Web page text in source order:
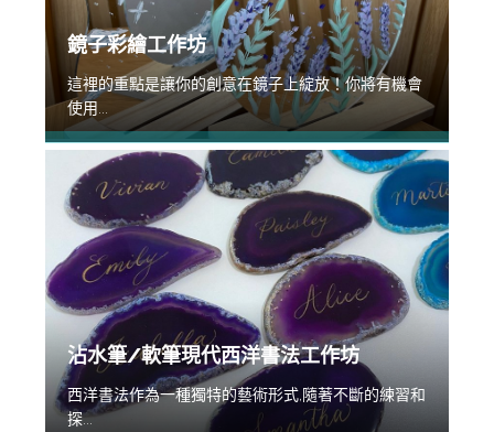
鏡子彩繪工作坊
這裡的重點是讓你的創意在鏡子上綻放！你將有機會
使用...
沾水筆/軟筆現代西洋書法工作坊
西洋書法作為一種獨特的藝術形式,隨著不斷的練習和
探...